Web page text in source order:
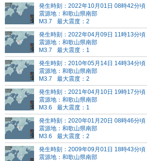
発生時刻：2022年10月01日 08時42分頃
震源地：和歌山県南部
M3.7
最大震度：2
発生時刻：2022年04月09日 11時13分頃
震源地：和歌山県南部
M3.7
最大震度：1
発生時刻：2010年05月14日 14時34分頃
震源地：和歌山県南部
M3.7
最大震度：2
発生時刻：2021年04月10日 19時17分頃
震源地：和歌山県南部
M3.6
最大震度：1
発生時刻：2020年01月20日 08時46分頃
震源地：和歌山県南部
M3.6
最大震度：2
発生時刻：2009年09月01日 18時43分頃
震源地：和歌山県南部